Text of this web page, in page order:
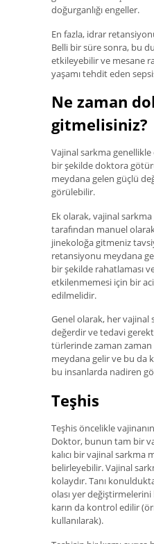
doğurganlığı engeller.
En fazla, idrar
Belli bir süre sonra, bu
etkileyebilir ve mesane
yaşamı tehdit eden
Ne zaman
gitmelisiniz?
Vajinal sarkma genellikle
bir şekilde doktora
meydana gelen güçlü
görülebilir.
Ek olarak, vajinal
tarafından manuel
jinekoloğa gitmeniz
retansiyonu meydana
bir şekilde rahatlaması
etkilenmemesi için bir
edilmelidir.
Genel olarak, her
değerdir ve tedavi
türlerinde zaman
meydana gelir ve bu da
bu insanlarda nadiren
Teşhis
Teşhis öncelikle
Doktor, bunun tam bir
kalıcı bir vajinal sarkma
belirleyebilir. Vajinal
kolaydır. Tanı
olası yer
karın da kontrol edilir
kullanılarak).